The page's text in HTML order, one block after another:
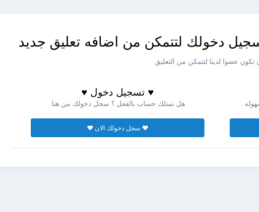
دخولك لتتمكن من اضافه تعليق جديد
عضوا لدينا لتتمكن من التعليق
.
♥ تسجيل دخول ♥
هل تمتلك حساب بالفعل ؟ سجل دخولك من هنا.
♥ سجل دخولك الان ♥